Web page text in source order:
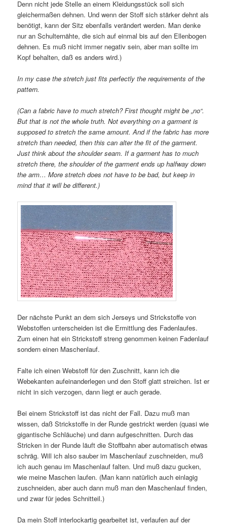
Denn nicht jede Stelle an einem Kleidungsstück soll sich
gleichermaßen dehnen. Und wenn der Stoff sich stärker dehnt als
benötigt, kann der Sitz ebenfalls verändert werden. Man denke
nur an Schulternähte, die sich auf einmal bis auf den Ellenbogen
dehnen. Es muß nicht immer negativ sein, aber man sollte im
Kopf behalten, daß es anders wird.)
In my case the stretch just fits perfectly the requirements of the
pattern.
(Can a fabric have to much stretch? First thought might be „no“.
But that is not the whole truth. Not everything on a garment is
supposed to stretch the same amount. And if the fabric has more
stretch than needed, then this can alter the fit of the garment.
Just think about the shoulder seam. If a garment has to much
stretch there, the shoulder of the garment ends up halfway down
the arm… More stretch does not have to be bad, but keep in
mind that it will be different.)
Der nächste Punkt an dem sich Jerseys und Strickstoffe von
Webstoffen unterscheiden ist die Ermittlung des Fadenlaufes.
Zum einen hat ein Strickstoff streng genommen keinen Fadenlauf
sondern einen Maschenlauf.
Falte ich einen Webstoff für den Zuschnitt, kann ich die
Webekanten aufeinanderlegen und den Stoff glatt streichen. Ist er
nicht in sich verzogen, dann liegt er auch gerade.
Bei einem Strickstoff ist das nicht der Fall. Dazu muß man
wissen, daß Strickstoffe in der Runde gestrickt werden (quasi wie
gigantische Schläuche) und dann aufgeschnitten. Durch das
Stricken in der Runde läuft die Stoffbahn aber automatisch etwas
schräg. Will ich also sauber im Maschenlauf zuschneiden, muß
ich auch genau im Maschenlauf falten. Und muß dazu gucken,
wie meine Maschen laufen. (Man kann natürlich auch einlagig
zuschneiden, aber auch dann muß man den Maschenlauf finden,
und zwar für jedes Schnitteil.)
Da mein Stoff interlockartig gearbeitet ist, verlaufen auf der